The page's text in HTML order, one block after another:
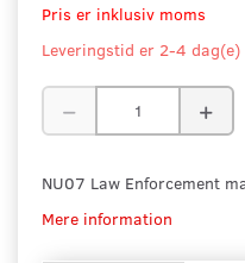
Pris er inklusiv moms
Leveringstid er 2-4 dag(e)
NU07 Law Enforcement
Mere information